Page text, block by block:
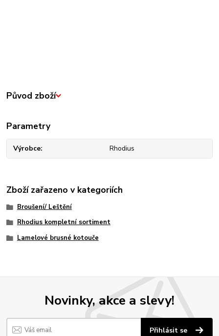
Původ zboží
Parametry
Výrobce Rhodius
Zboží zařazeno v kategoriích
Broušení/ Leštění
Rhodius kompletní sortiment
Lamelové brusné kotouče
Novinky, akce a slevy!
Přihlásit se